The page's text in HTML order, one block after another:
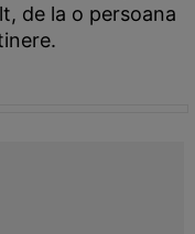
de la o persoana